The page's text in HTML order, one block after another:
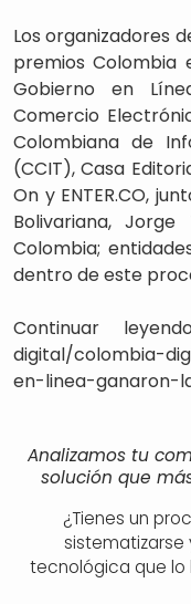
Los organizadores
premios Colombia
Gobierno en
Comercio
Colombiana de
(CCIT), Casa
On y ENTER.CO,
Bolivariana,
Colombia;
dentro de este
Continuar
digital/colombia-
en-linea-ganaron-
Analizamos tu
solución que
¿Tienes un
sistematizarse
tecnológica que lo